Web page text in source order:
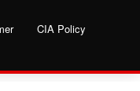
CIA Policy